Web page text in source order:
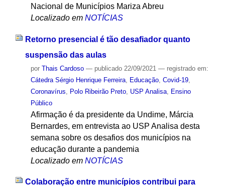
Nacional de Municípios Mariza Abreu
Localizado em NOTÍCIAS
Retorno presencial é tão desafiador quanto
suspensão das aulas
por Thais Cardoso — publicado22/09/2021 — registrado em:
Cátedra Sérgio Henrique Ferreira, Educação, Covid-19,
Coronavírus
Polo Ribeirão Preto, USP Analisa, Ensino
Público
Afirmação é da presidente da Undime, Márcia
Bernardes, em entrevista ao USP Analisa desta
semana sobre os desafios dos municípios na
educação durante a pandemia
Localizado em NOTÍCIAS
Colaboração entre municípios contribui para